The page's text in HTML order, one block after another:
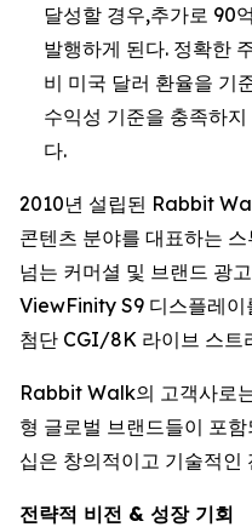
달성할 경우,추가로 90
발행하게 된다. 정확한
비 미국 달러 환율을 기
수익성 기준을 충족하
다.
2010년 설립된 Rabbit
콘텐츠 분야를 대표하는
넘는 커머셜 및 브랜드 광
ViewFinity S9 디스플레이
첨단 CGI/8K 라이브 스트
Rabbit Walk의 고객사로
형 글로벌 브랜드들이 포
십은 창의적이고 기술적인
전략적 비전 & 성장 기회